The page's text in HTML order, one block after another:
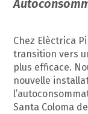
Chez Elèctrica
transition vers
plus efficace.
nouvelle
Santa Coloma